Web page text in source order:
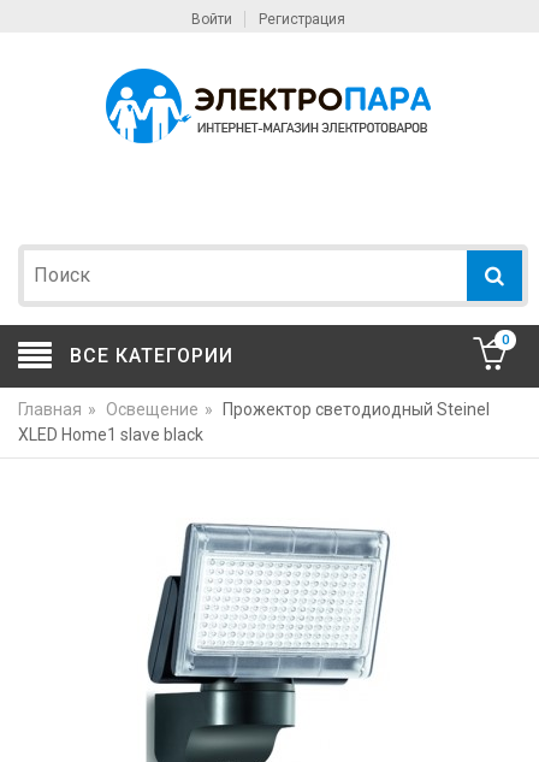
Войти Регистрация
ВСЕ КАТЕГОРИИ
0
Главная » Освещение »
Прожектор светодиодный Steinel
XLED Home1 slave black